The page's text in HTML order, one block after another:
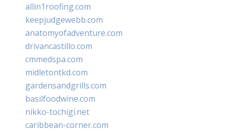
allin1roofing.com
keepjudgewebb.com
anatomyofadventure.com
drivancastillo.com
cmmedspa.com
midletontkd.com
gardensandgrills.com
basilfoodwine.com
nikko-tochigi.net
caribbean-corner.com